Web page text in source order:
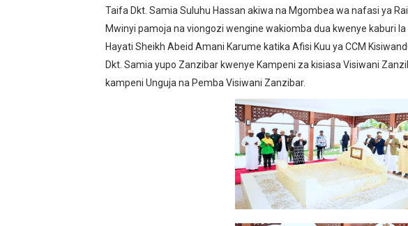
WAZIRI NANAUKA AIPONGEZA TARURA KWA
FURSA ZA BIASHARA ZA MABILIONI KATIKA
EWURA KANDA YA KATI YATOA WITO
Rais Dkt. Samia Afungua Rasmi Miundombinu
KIELELEZO KIPYA CHA VIWANGO VYA
WATUMISHI WA WIZARA YA FEDHA
MASHILI AMPONGEZA RAIS SAMIA KWA
Taifa Dkt. Samia Suluhu Hassan akiwa na Mgombea wa nafasi ya
Mwinyi pamoja na viongozi wengine wakiomba dua kwenye kaburi
Hayati Sheikh Abeid Amani Karume katika Afisi Kuu ya CCM
Dkt. Samia yupo Zanzibar kwenye Kampeni za kisiasa Visiwani
kampeni Unguja na Pemba Visiwani Zanzibar.